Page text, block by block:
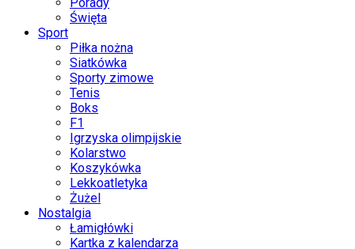
Święta
Sport
Piłka nożna
Siatkówka
Sporty zimowe
Tenis
Boks
F1
Igrzyska olimpijskie
Kolarstwo
Koszykówka
Lekkoatletyka
Żużel
Nostalgia
Łamigłówki
Kartka z kalendarza